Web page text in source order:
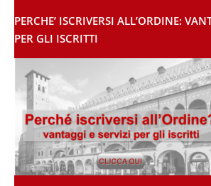
PERCHE’ ISCRIVERSI ALL’ORDINE:
PER GLI ISCRITTI